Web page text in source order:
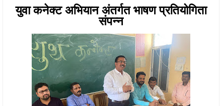
युवा कनेक्ट अभियान अंतर्गत भाषण प्रतियोगिता
संपन्न